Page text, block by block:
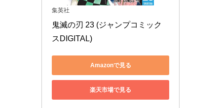
集英社
鬼滅の刃 23 (ジャンプコミック
スDIGITAL)
Amazonで見る
楽天市場で見る